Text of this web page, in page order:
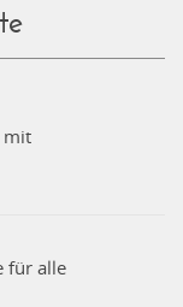
mit
für alle